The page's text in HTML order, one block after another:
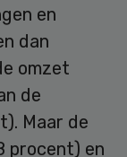
en
dan
omzet
de
Maar de
procent) en